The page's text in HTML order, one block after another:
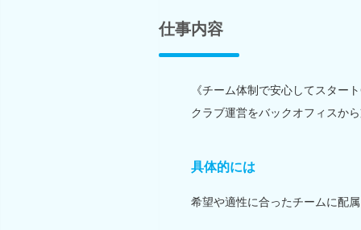
仕事内容
《チーム体制で安心してスター
クラブ運営をバックオフィスか
具体的には
希望や適性に合ったチームに配